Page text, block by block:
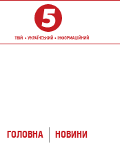
ГОЛОВНА НОВИНИ